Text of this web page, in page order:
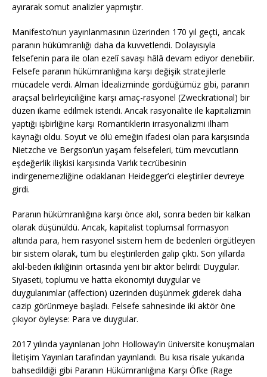
ayırarak somut analizler yapmıştır.
Manifesto’nun yayınlanmasının üzerinden 170 yıl geçti, ancak
paranın hükümranlığı daha da kuvvetlendi. Dolayısıyla
felsefenin para ile olan ezelî savaşı hâlâ devam ediyor denebilir.
Felsefe paranın hükümranlığına karşı değişik stratejilerle
mücadele verdi. Alman İdealizminde gördüğümüz gibi, paranın
araçsal belirleyiciliğine karşı amaç-rasyonel (Zweckrational) bir
düzen ikame edilmek istendi. Ancak rasyonalite ile kapitalizmin
yaptığı işbirliğine karşı Romantiklerin irrasyonalizmi ilham
kaynağı oldu. Soyut ve ölü emeğin ifadesi olan para karşısında
Nietzche ve Bergson’un yaşam felsefeleri, tüm mevcutların
eşdeğerlik ilişkisi karşısında Varlık tecrübesinin
indirgenemezliğine odaklanan Heidegger’ci eleştiriler devreye
girdi.
Paranın hükümranlığına karşı önce akıl, sonra beden bir kalkan
olarak düşünüldü. Ancak, kapitalist toplumsal formasyon
altında para, hem rasyonel sistem hem de bedenleri örgütleyen
bir sistem olarak, tüm bu eleştirilerden galip çıktı. Son yıllarda
akıl-beden ikiliğinin ortasında yeni bir aktör belirdi: Duygular.
Siyaseti, toplumu ve hatta ekonomiyi duygular ve
duygulanımlar (affection) üzerinden düşünmek giderek daha
cazip görünmeye başladı. Felsefe sahnesinde iki aktör öne
çıkıyor öyleyse: Para ve duygular.
2017 yılında yayınlanan John Holloway’in üniversite konuşmaları
İletişim Yayınları tarafından yayınlandı. Bu kısa risale yukarıda
bahsedildiği gibi Paranın Hükümranlığına Karşı Öfke (Rage